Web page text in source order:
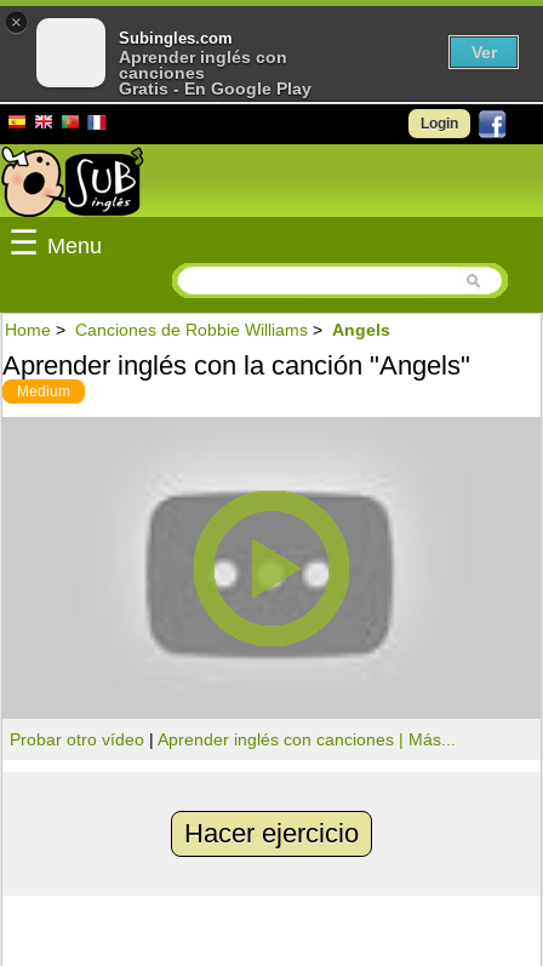
Login
☰ Menu
Home > Canciones de Robbie Williams > Angels
Aprender inglés con la canción "Angels"
Medium
Probar otro vídeo |Aprender inglés con canciones | Más...
Hacer ejercicio
×
Subingles.com
Aprender inglés con
canciones
Gratis - En Google Play
Ver